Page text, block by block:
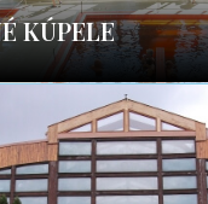
KÚPELE